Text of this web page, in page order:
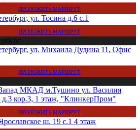
ПРОЛОЖИТЬ МАРШРУТ
ул. Тосина д.6 с.1
ПРОЛОЖИТЬ МАРШРУТ
ул. Михаила Дудина 11, Офис
ПРОЛОЖИТЬ МАРШРУТ
МКАД м.Тушино ул. Василия
кор.3, 1 этаж, "КлинкерПром"
ПРОЛОЖИТЬ МАРШРУТ
ш. 19 с.1 4 этаж